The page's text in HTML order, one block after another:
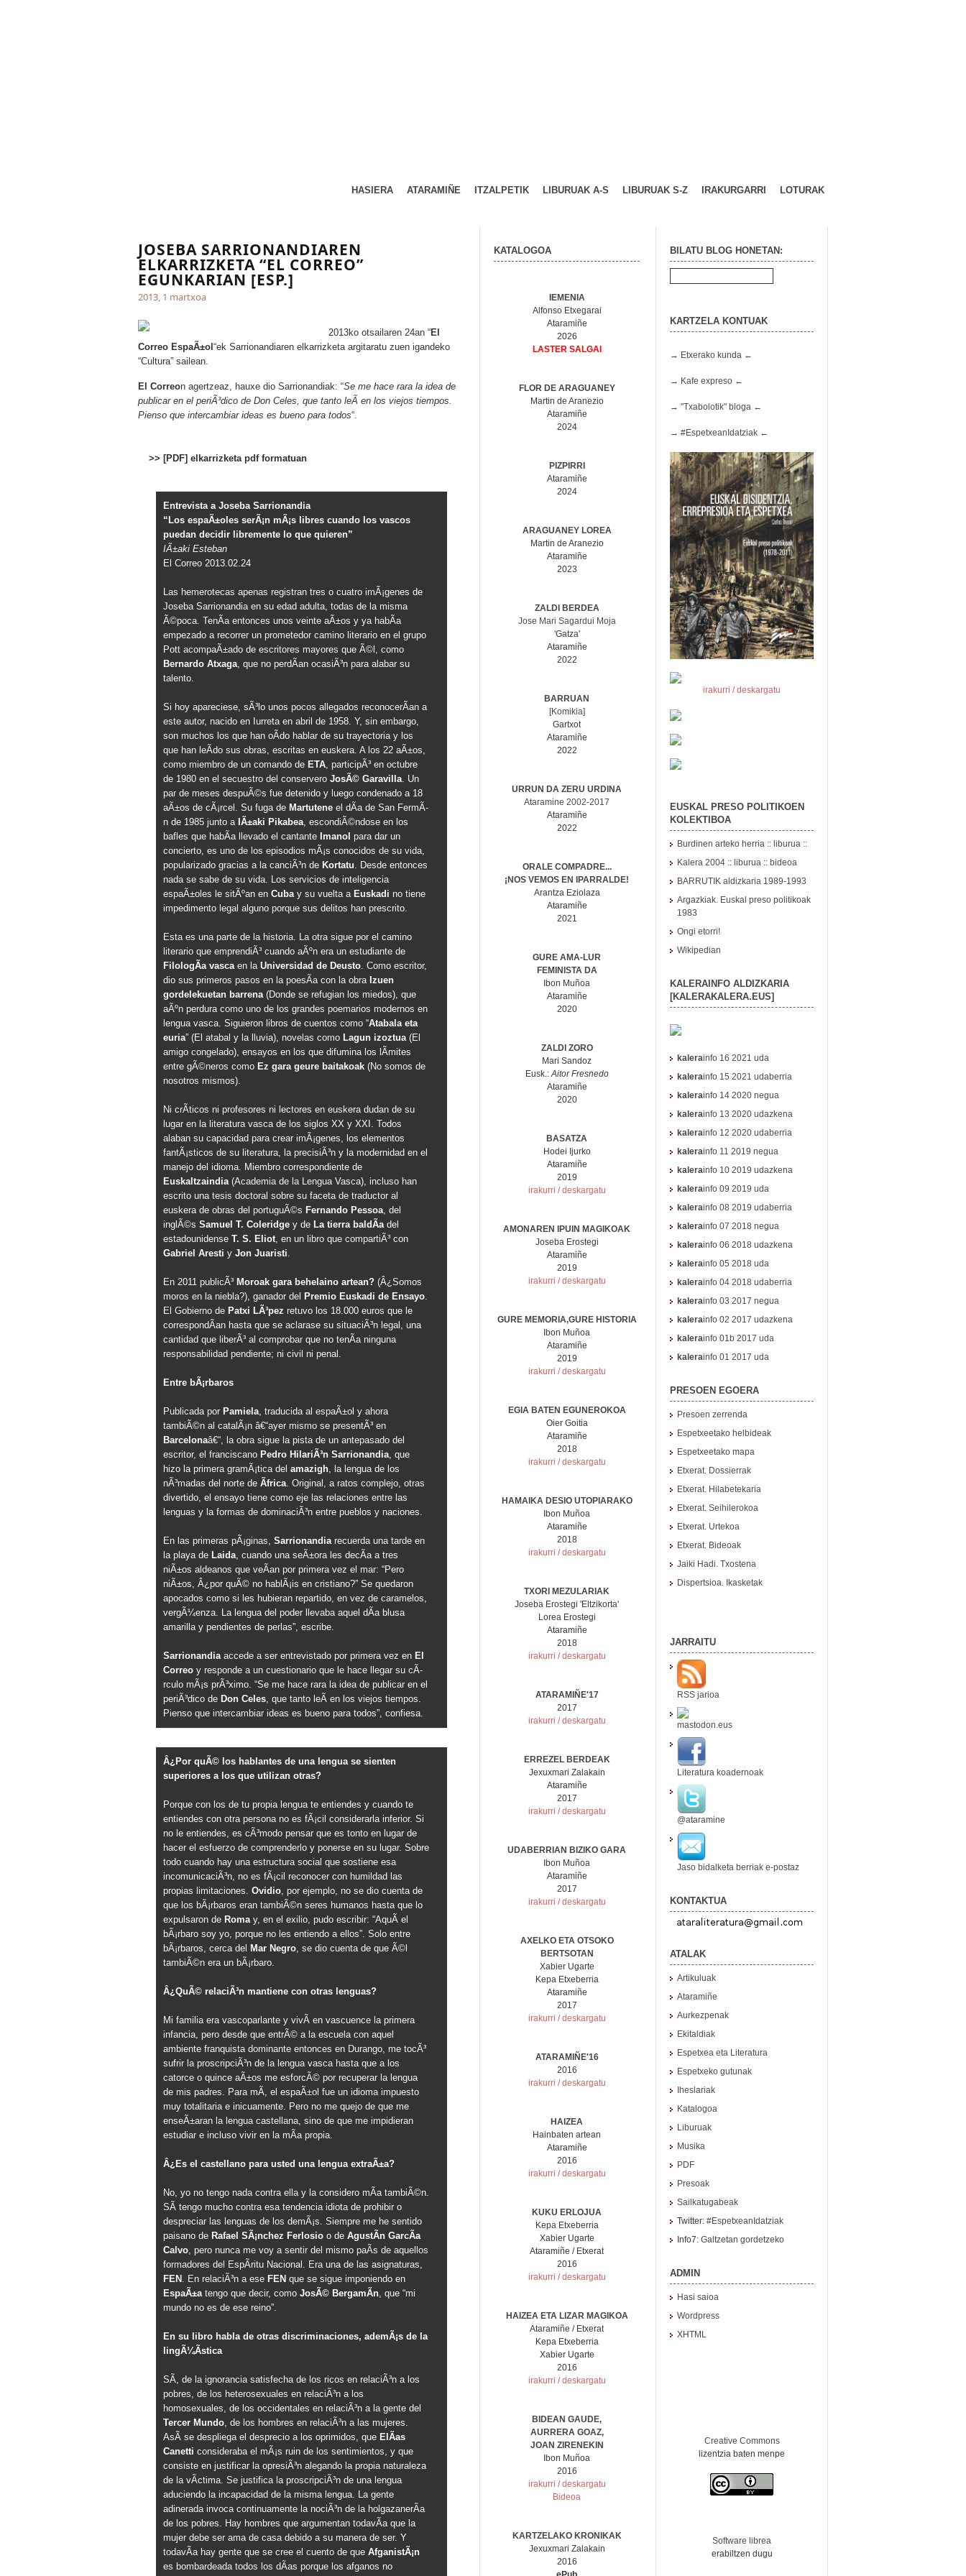
HASIERA ATARAMIÑE ITZALPETIK LIBURUAK A-S LIBURUAK S-Z IRAKURGARRI LOTURAK
JOSEBA SARRIONANDIAREN
ELKARRIZKETA “EL CORREO”
EGUNKARIAN [ESP.]
2013, 1 martxoa
2013ko otsailaren 24an “El
Correo EspaÃ±ol “ek Sarrionandiaren elkarrizketa argitaratu zuen igandeko
“Cultura” sailean.
El Correon agertzeaz, hauxe dio Sarrionandiak: “Se me hace rara la idea de
publicar en el periÃ³dico de Don Celes, que tanto leÃ­ en los viejos tiempos.
Pienso que intercambiar ideas es bueno para todos“.
>> [PDF] elkarrizketa pdf formatuan
Entrevista a Joseba Sarrionandia
“Los espaÃ±oles serÃ¡n mÃ¡s libres cuando los vascos
puedan decidir libremente lo que quieren”
IÃ±aki Esteban
El Correo 2013.02.24
Las hemerotecas apenas registran tres o cuatro imÃ¡genes de
Joseba Sarrionandia en su edad adulta, todas de la misma
Ã©poca. TenÃ­a entonces unos veinte aÃ±os y ya habÃ­a
empezado a recorrer un prometedor camino literario en el grupo
Pott acompaÃ±ado de escritores mayores que Ã©l, como
Bernardo Atxaga, que no perdÃ­an ocasiÃ³n para alabar su
talento.
Si hoy apareciese, sÃ³lo unos pocos allegados reconocerÃ­an a
este autor, nacido en Iurreta en abril de 1958. Y, sin embargo,
son muchos los que han oÃ­do hablar de su trayectoria y los
que han leÃ­do sus obras, escritas en euskera. A los 22 aÃ±os,
como miembro de un comando de ETA, participÃ³ en octubre
de 1980 en el secuestro del conservero JosÃ© Garavilla. Un
par de meses despuÃ©s fue detenido y luego condenado a 18
aÃ±os de cÃ¡rcel. Su fuga de Martutene el dÃ­a de San FermÃ­
n de 1985 junto a IÃ±aki Pikabea, escondiÃ©ndose en los
bafles que habÃ­a llevado el cantante Imanol para dar un
concierto, es uno de los episodios mÃ¡s conocidos de su vida,
popularizado gracias a la canciÃ³n de Kortatu. Desde entonces
nada se sabe de su vida. Los servicios de inteligencia
espaÃ±oles le sitÃºan en Cubay su vuelta a Euskadi no tiene
impedimento legal alguno porque sus delitos han prescrito.
Esta es una parte de la historia. La otra sigue por el camino
literario que emprendiÃ³ cuando aÃºn era un estudiante de
FilologÃ­a vascaen la Universidad de Deusto. Como escritor,
dio sus primeros pasos en la poesÃ­a con la obra Izuen
gordelekuetan barrena(Donde se refugian los miedos), que
aÃºn perdura como uno de los grandes poemarios modernos en
lengua vasca. Siguieron libros de cuentos como “Atabala eta
euria” (El atabal y la lluvia), novelas como Lagun izoztua(El
amigo congelado), ensayos en los que difumina los lÃ­mites
entre gÃ©neros como Ez gara geure baitakoak (No somos de
nosotros mismos).
Ni crÃ­ticos ni profesores ni lectores en euskera dudan de su
lugar en la literatura vasca de los siglos XX y XXI. Todos
alaban su capacidad para crear imÃ¡genes, los elementos
fantÃ¡sticos de su literatura, la precisiÃ³n y la modernidad en el
manejo del idioma. Miembro correspondiente de
Euskaltzaindia(Academia de la Lengua Vasca), incluso han
escrito una tesis doctoral sobre su faceta de traductor al
euskera de obras del portuguÃ©s Fernando Pessoa, del
inglÃ©s Samuel T. Coleridge y de La tierra baldÃ­adel
estadounidense T. S. Eliot, en un libro que compartiÃ³ con
Gabriel Aresti y Jon Juaristi.
En 2011 publicÃ³ Moroak gara behelaino artean? (Â¿Somos
moros en la niebla?), ganador del Premio Euskadi de Ensayo.
El Gobierno de Patxi LÃ³pez retuvo los 18.000 euros que le
correspondÃ­an hasta que se aclarase su situaciÃ³n legal, una
cantidad que liberÃ³ al comprobar que no tenÃ­a ninguna
responsabilidad pendiente; ni civil ni penal.
Entre bÃ¡rbaros
Publicada por Pamiela, traducida al espaÃ±ol y ahora
tambiÃ©n al catalÃ¡n â€“ayer mismo se presentÃ³ en
Barcelonaâ€“, la obra sigue la pista de un antepasado del
escritor, el franciscano Pedro HilariÃ³n Sarrionandia, que
hizo la primera gramÃ¡tica del amazigh, la lengua de los
nÃ³madas del norte de Ãfrica. Original, a ratos complejo, otras
divertido, el ensayo tiene como eje las relaciones entre las
lenguas y la formas de dominaciÃ³n entre pueblos y naciones.
En las primeras pÃ¡ginas, Sarrionandiarecuerda una tarde en
la playa de Laida, cuando una seÃ±ora les decÃ­a a tres
niÃ±os aldeanos que veÃ­an por primera vez el mar: “Pero
niÃ±os, Â¿por quÃ© no hablÃ¡is en cristiano?” Se quedaron
apocados como si les hubieran repartido, en vez de caramelos,
vergÃ¼enza. La lengua del poder llevaba aquel dÃ­a blusa
amarilla y pendientes de perlas”, escribe.
Sarrionandiaaccede a ser entrevistado por primera vez en El
Correo y responde a un cuestionario que le hace llegar su cÃ­
rculo mÃ¡s prÃ³ximo. “Se me hace rara la idea de publicar en el
periÃ³dico de Don Celes, que tanto leÃ­ en los viejos tiempos.
Pienso que intercambiar ideas es bueno para todos”, confiesa.
Â¿Por quÃ© los hablantes de una lengua se sienten
superiores a los que utilizan otras?
Porque con los de tu propia lengua te entiendes y cuando te
entiendes con otra persona no es fÃ¡cil considerarla inferior. Si
no le entiendes, es cÃ³modo pensar que es tonto en lugar de
hacer el esfuerzo de comprenderlo y ponerse en su lugar. Sobre
todo cuando hay una estructura social que sostiene esa
incomunicaciÃ³n, no es fÃ¡cil reconocer con humildad las
propias limitaciones. Ovidio, por ejemplo, no se dio cuenta de
que los bÃ¡rbaros eran tambiÃ©n seres humanos hasta que lo
expulsaron de Romay, en el exilio, pudo escribir: “AquÃ­ el
bÃ¡rbaro soy yo, porque no les entiendo a ellos”. Solo entre
bÃ¡rbaros, cerca del Mar Negro, se dio cuenta de que Ã©l
tambiÃ©n era un bÃ¡rbaro.
Â¿QuÃ© relaciÃ³n mantiene con otras lenguas?
Mi familia era vascoparlante y vivÃ­ en vascuence la primera
infancia, pero desde que entrÃ© a la escuela con aquel
ambiente franquista dominante entonces en Durango, me tocÃ³
sufrir la proscripciÃ³n de la lengua vasca hasta que a los
catorce o quince aÃ±os me esforcÃ© por recuperar la lengua
de mis padres. Para mÃ­, el espaÃ±ol fue un idioma impuesto
muy totalitaria e inicuamente. Pero no me quejo de que me
enseÃ±aran la lengua castellana, sino de que me impidieran
estudiar e incluso vivir en la mÃ­a propia.
Â¿Es el castellano para usted una lengua extraÃ±a?
No, yo no tengo nada contra ella y la considero mÃ­a tambiÃ©n.
SÃ­ tengo mucho contra esa tendencia idiota de prohibir o
despreciar las lenguas de los demÃ¡s. Siempre me he sentido
paisano de Rafael SÃ¡nchez Ferlosio o de AgustÃ­n GarcÃ­a
Calvo, pero nunca me voy a sentir del mismo paÃ­s de aquellos
formadores del EspÃ­ritu Nacional. Era una de las asignaturas,
FEN . En relaciÃ³n a ese FEN que se sigue imponiendo en
EspaÃ±atengo que decir, como JosÃ© BergamÃ­n, que “mi
mundo no es de ese reino”.
En su libro habla de otras discriminaciones, ademÃ¡s de la
lingÃ¼Ã­stica
SÃ­, de la ignorancia satisfecha de los ricos en relaciÃ³n a los
pobres, de los heterosexuales en relaciÃ³n a los
homosexuales, de los occidentales en relaciÃ³n a la gente del
Tercer Mundo, de los hombres en relaciÃ³n a las mujeres.
AsÃ­ se despliega el desprecio a los oprimidos, que ElÃ­as
Canetti consideraba el mÃ¡s ruin de los sentimientos, y que
consiste en justificar la opresiÃ³n alegando la propia naturaleza
de la vÃ­ctima. Se justifica la proscripciÃ³n de una lengua
aduciendo la incapacidad de la misma lengua. La gente
adinerada invoca continuamente la nociÃ³n de la holgazanerÃ­a
de los pobres. Hay hombres que argumentan todavÃ­a que la
mujer debe ser ama de casa debido a su manera de ser. Y
todavÃ­a hay gente que se cree el cuento de que AfganistÃ¡n
es bombardeada todos los dÃ­as porque los afganos no
KATALOGOA
IEMENIA
Alfonso Etxegarai
Ataramiñe
2026
LASTER SALGAI
FLOR DE ARAGUANEY
Martin de Aranezio
Ataramiñe
2024
PIZPIRRI
Ataramiñe
2024
ARAGUANEY LOREA
Martin de Aranezio
Ataramiñe
2023
ZALDI BERDEA
Jose Mari Sagardui Moja
'Gatza'
Ataramiñe
2022
BARRUAN
[Komikia]
Gartxot
Ataramiñe
2022
URRUN DA ZERU URDINA
Ataramine 2002-2017
Ataramiñe
2022
ORALE COMPADRE...
¡NOS VEMOS EN IPARRALDE!
Arantza Eziolaza
Ataramiñe
2021
GURE AMA-LUR
FEMINISTA DA
Ibon Muñoa
Ataramiñe
2020
ZALDI ZORO
Mari Sandoz
Eusk.:Aitor Fresnedo
Ataramiñe
2020
BASATZA
Hodei Ijurko
Ataramiñe
2019
irakurri / deskargatu
AMONAREN IPUIN MAGIKOAK
Joseba Erostegi
Ataramiñe
2019
irakurri / deskargatu
GURE MEMORIA,GURE HISTORIA
Ibon Muñoa
Ataramiñe
2019
irakurri / deskargatu
EGIA BATEN EGUNEROKOA
Oier Goitia
Ataramiñe
2018
irakurri / deskargatu
HAMAIKA DESIO UTOPIARAKO
Ibon Muñoa
Ataramiñe
2018
irakurri / deskargatu
TXORI MEZULARIAK
Joseba Erostegi 'Eltzikorta'
Lorea Erostegi
Ataramiñe
2018
irakurri / deskargatu
ATARAMIÑE'17
2017
irakurri / deskargatu
ERREZEL BERDEAK
Jexuxmari Zalakain
Ataramiñe
2017
irakurri / deskargatu
UDABERRIAN BIZIKO GARA
Ibon Muñoa
Ataramiñe
2017
irakurri / deskargatu
AXELKO ETA OTSOKO
BERTSOTAN
Xabier Ugarte
Kepa Etxeberria
Ataramiñe
2017
irakurri / deskargatu
ATARAMIÑE'16
2016
irakurri / deskargatu
HAIZEA
Hainbaten artean
Ataramiñe
2016
irakurri / deskargatu
KUKU ERLOJUA
Kepa Etxeberria
Xabier Ugarte
Ataramiñe / Etxerat
2016
irakurri / deskargatu
HAIZEA ETA LIZAR MAGIKOA
Ataramiñe / Etxerat
Kepa Etxeberria
Xabier Ugarte
2016
irakurri / deskargatu
BIDEAN GAUDE,
AURRERA GOAZ,
JOAN ZIRENEKIN
Ibon Muñoa
2016
irakurri / deskargatu
Bideoa
KARTZELAKO KRONIKAK
Jexuxmari Zalakain
2016
BILATU BLOG HONETAN:
KARTZELA KONTUAK
→ Etxerako kunda ←
→ Kafe expreso ←
→ "Txabolotik" bloga ←
→ #EspetxeanIdatziak ←
irakurri / deskargatu
EUSKAL PRESO POLITIKOEN
KOLEKTIBOA
Burdinen arteko herria :: liburua ::
Kalera 2004 :: liburua :: bideoa
BARRUTIK aldizkaria 1989-1993
Argazkiak. Euskal preso politikoak
1983
Ongi etorri!
Wikipedian
KALERAINFO ALDIZKARIA
[KALERAKALERA.EUS]
kalerainfo 16 2021 uda
kalerainfo 15 2021 udaberria
kalerainfo 14 2020 negua
kalerainfo 13 2020 udazkena
kalerainfo 12 2020 udaberria
kalerainfo 11 2019 negua
kalerainfo 10 2019 udazkena
kalerainfo 09 2019 uda
kalerainfo 08 2019 udaberria
kalerainfo 07 2018 negua
kalerainfo 06 2018 udazkena
kalerainfo 05 2018 uda
kalerainfo 04 2018 udaberria
kalerainfo 03 2017 negua
kalerainfo 02 2017 udazkena
kalerainfo 01b 2017 uda
kalerainfo 01 2017 uda
PRESOEN EGOERA
Presoen zerrenda
Espetxeetako helbideak
Espetxeetako mapa
Etxerat. Dossierrak
Etxerat. Hilabetekaria
Etxerat. Seihilerokoa
Etxerat. Urtekoa
Etxerat. Bideoak
Jaiki Hadi. Txostena
Dispertsioa. Ikasketak
JARRAITU
RSS jarioa
mastodon.eus
Literatura koadernoak
@ataramine
Jaso bidalketa berriak e-postaz
KONTAKTUA
ATALAK
Artikuluak
Ataramiñe
Aurkezpenak
Ekitaldiak
Espetxea eta Literatura
Espetxeko gutunak
Iheslariak
Katalogoa
Liburuak
Musika
PDF
Presoak
Sailkatugabeak
Twitter: #EspetxeanIdatziak
Info7: Galtzetan gordetzeko
ADMIN
Hasi saioa
Wordpress
XHTML
Creative Commons
lizentzia baten menpe
Software librea
erabiltzen dugu